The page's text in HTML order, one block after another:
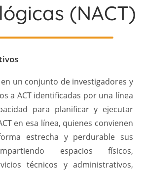
(NACT)
en un conjunto de investigadores y
a ACT identificadas por una línea
para planificar y ejecutar
en esa línea, quienes convienen
estrecha y perdurable sus
espacios físicos,
técnicos y administrativos,